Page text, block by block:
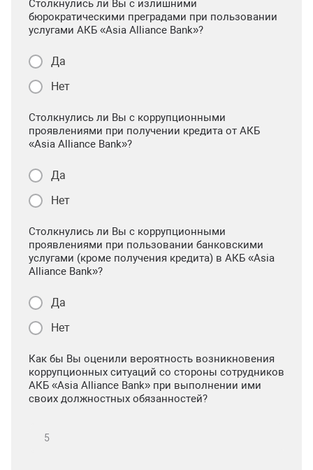
Столкнулись ли Вы с излишними
бюрократическими преградами при пользовании
услугами АКБ «Asia Alliance Bank»?
Да
Нет
Столкнулись ли Вы с коррупционными
проявлениями при получении кредита от АКБ
«Asia Alliance Bank»?
Да
Нет
Столкнулись ли Вы с коррупционными
проявлениями при пользовании банковскими
услугами (кроме получения кредита) в АКБ «Asia
Alliance Bank»?
Да
Нет
Как бы Вы оценили вероятность возникновения
коррупционных ситуаций со стороны сотрудников
АКБ «Asia Alliance Bank» при выполнении ими
своих должностных обязанностей?